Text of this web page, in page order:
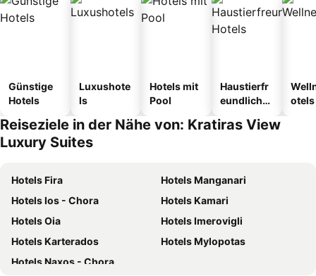
Günstige
Hotels
Luxushote
ls
Hotels mit
Pool
Haustierfr
eundliche
otels
Reiseziele in der Nähe von: Kratiras View
Luxury Suites
Hotels Fira
Hotels Manganari
Hotels Ios - Chora
Hotels Kamari
Hotels Oia
Hotels Imerovigli
Hotels Karterados
Hotels Mylopotas
Hotels Naxos - Chora